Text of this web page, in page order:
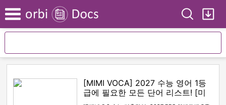
Menu Search
[MIMI VOCA] 2027 수능 영어 1등
급에 필요한 모든 단어 리스트! [미
미보카]